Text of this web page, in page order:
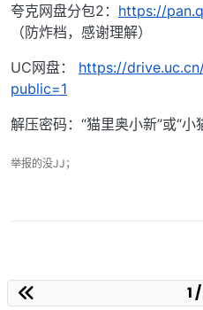
夸克网盘分包2： https://
（防炸档，感谢理解）
UC网盘： https://
public=1
解压密码：“猫里奥小新”或“小
举报的没JJ；
1 /